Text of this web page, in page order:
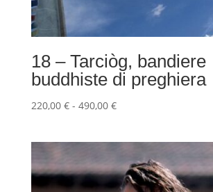
18 – Tarciòg, bandiere
buddhiste di preghiera
220,00 € - 490,00 €Fascia
220,00 €
a